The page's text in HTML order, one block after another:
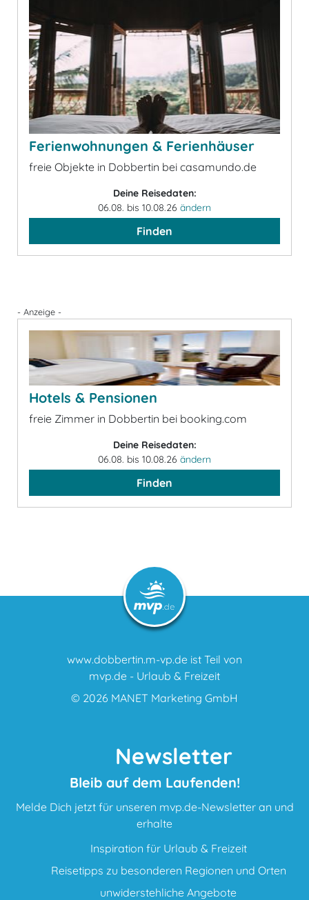
Ferienwohnungen & Ferienhäuser
freie Objekte in Dobbertin bei casamundo.de
Deine Reisedaten:
06.08. bis 10.08.26 ändern
Finden
- Anzeige -
Hotels & Pensionen
freie Zimmer in Dobbertin bei booking.com
Deine Reisedaten:
06.08. bis 10.08.26 ändern
Finden
www.dobbertin.m-vp.de ist Teil von
mvp.de - Urlaub & Freizeit
© 2026 MANET Marketing GmbH
Newsletter
Bleib auf dem Laufenden!
Melde Dich jetzt für unseren mvp.de-Newsletter an und
erhalte
Inspiration für Urlaub & Freizeit
Reisetipps zu besonderen Regionen und Orten
unwiderstehliche Angebote